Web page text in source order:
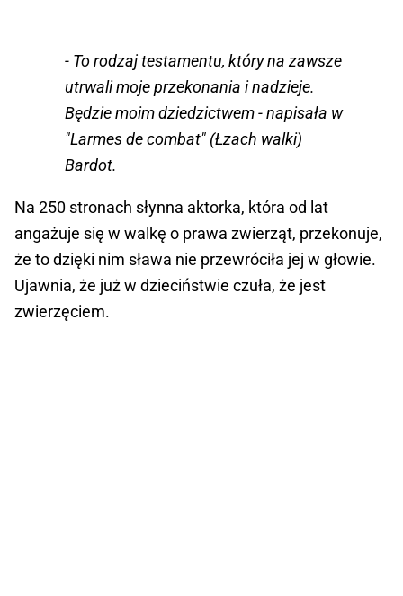
- To rodzaj testamentu, który na zawsze
utrwali moje przekonania i nadzieje.
Będzie moim dziedzictwem - napisała w
"Larmes de combat" (Łzach walki)
Bardot.
Na 250 stronach słynna aktorka, która od lat
angażuje się w walkę o prawa zwierząt, przekonuje,
że to dzięki nim sława nie przewróciła jej w głowie.
Ujawnia, że już w dzieciństwie czuła, że jest
zwierzęciem.